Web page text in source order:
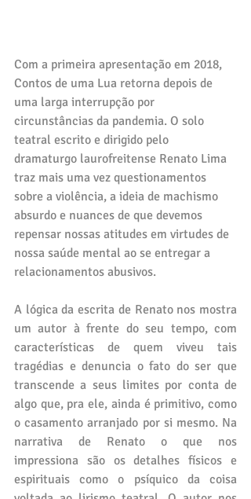
Com a primeira apresentação em 2018,
Contos de uma Lua retorna depois de
uma larga interrupção por
circunstâncias da pandemia. O solo
teatral escrito e dirigido pelo
dramaturgo laurofreitense Renato Lima
traz mais uma vez questionamentos
sobre a violência, a ideia de machismo
absurdo e nuances de que devemos
repensar nossas atitudes em virtudes de
nossa saúde mental ao se entregar a
relacionamentos abusivos.
A lógica da escrita de Renato nos mostra
um autor à frente do seu tempo, com
características de quem viveu tais
tragédias e denuncia o fato do ser que
transcende a seus limites por conta de
algo que, pra ele, ainda é primitivo, como
o casamento arranjado por si mesmo. Na
narrativa de Renato o que nos
impressiona são os detalhes físicos e
espirituais como o psíquico da coisa